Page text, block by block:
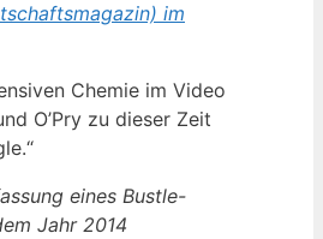
im
Chemie im Video
O’Pry zu dieser Zeit
eines Bustle-
Jahr 2014